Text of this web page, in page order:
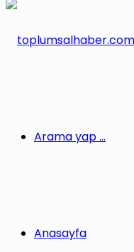
Arama yap ...
Anasayfa